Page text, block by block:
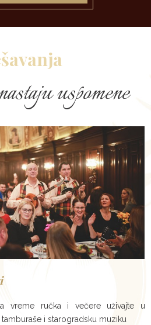
uspomene
vreme ručka i večere uživajte u
i starogradsku muziku